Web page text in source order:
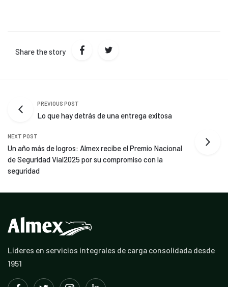
Share the story
PREVIOUS POST
Lo que hay detrás de una entrega exitosa
NEXT POST
Un año más de logros: Almex recibe el Premio Nacional
de Seguridad Vial2025 por su compromiso con la
seguridad
Líderes en servicios integrales de carga consolidada desde
1951